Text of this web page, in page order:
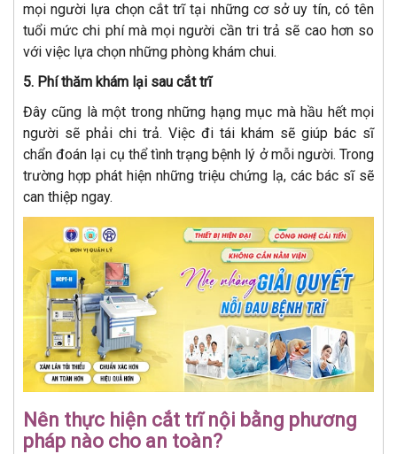
mọi người lựa chọn cắt trĩ tại những cơ sở uy tín, có tên
tuổi mức chi phí mà mọi người cần tri trả sẽ cao hơn so
với việc lựa chọn những phòng khám chui.
5. Phí thăm khám lại sau cắt trĩ
Đây cũng là một trong những hạng mục mà hầu hết mọi
người sẽ phải chi trả. Việc đi tái khám sẽ giúp bác sĩ
chẩn đoán lại cụ thể tình trạng bệnh lý ở mỗi người. Trong
trường hợp phát hiện những triệu chứng lạ, các bác sĩ sẽ
can thiệp ngay.
Nên thực hiện cắt trĩ nội bằng phương
pháp nào cho an toàn?